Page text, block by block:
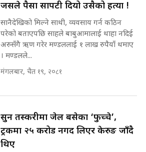
जसले पैसा सापटी दियो उसैको हत्या !
सानैदेखिको मिल्ने साथी, व्यवसाय गर्न कठिन
परेको बताएपछि साहले बाबुआमालाई थाहा नदिई
अरुसँगै ऋण गरेर मण्डललाई १ लाख रुपैयाँ थमाए
। मण्डलले...
मंगलबार, चैत १९, २०८१
सुन तस्करीमा जेल बसेका ‘फुच्चे’,
ट्रकमा २५ करोड नगद लिएर केरुङ जाँदै
थिए